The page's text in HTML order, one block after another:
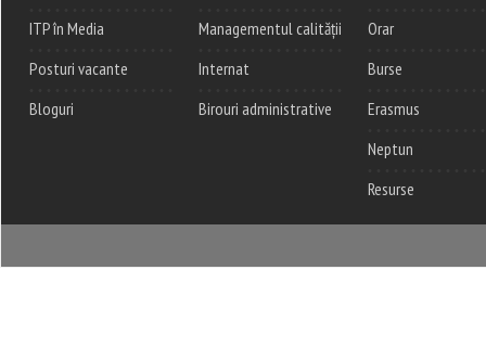
ITP în Media
Posturi vacante
Bloguri
Managementul calității
Internat
Birouri administrative
Orar
Burse
Erasmus
Neptun
Resurse